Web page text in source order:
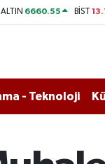
ALTIN 6660.55 BİST
- Teknoloji